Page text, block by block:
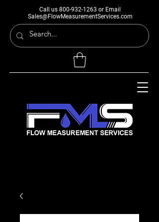
Call us 800-932-1263 or Email
Sales@FlowMeasurementServices.com